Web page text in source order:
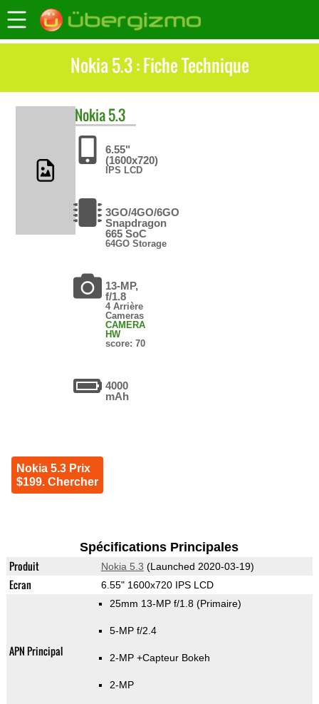
Nokia 5.3 : Fiche Technique
Nokia5.3
6.55"
(1600x720)
IPS LCD
3GO/4GO/6GO
Snapdragon
665 SoC
64GO Storage
13-MP,
f/1.8
4 Arrière
Cameras
CAMERA
HW
score: 70
4000
mAh
Nokia 5.3 Prix
$199. Chercher
Spécifications Principales
Produit Nokia 5.3 (Launched 2020-03-19)
Ecran 6.55" 1600x720 IPS LCD
APN Principal
25mm 13-MP f/1.8 (Primaire)
5-MP f/2.4
2-MP +Capteur Bokeh
2-MP